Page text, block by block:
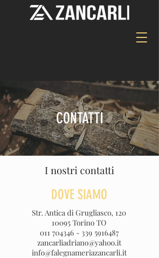
CONTATTI
I nostri contatti
DOVE SIAMO
Str. Antica di Grugliasco, 120
10095 Torino TO
011 704346 - 339 5916487
zancarliadriano@yahoo.it
info@falegnameriazancarli.it